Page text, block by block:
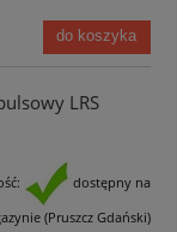
do koszyka
LRS
dostępny na
(Pruszcz Gdański)